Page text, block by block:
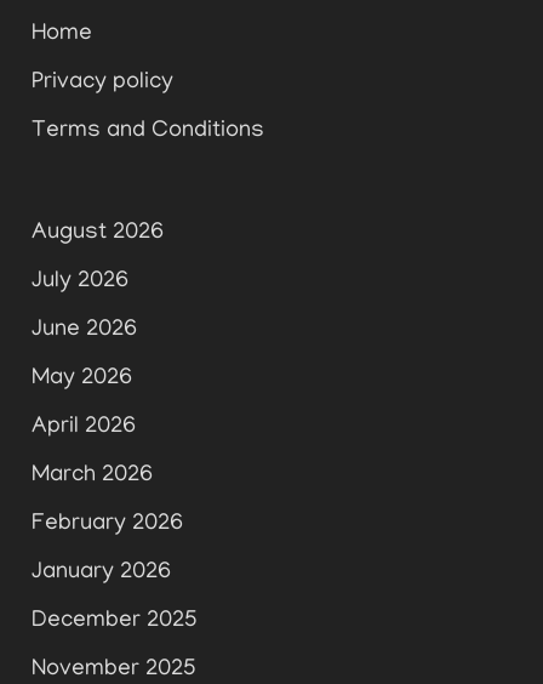
Home
Privacy policy
Terms and Conditions
August 2026
July 2026
June 2026
May 2026
April 2026
March 2026
February 2026
January 2026
December 2025
November 2025